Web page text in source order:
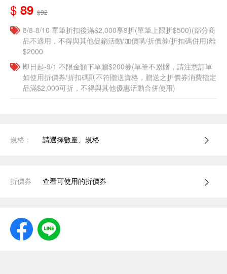
$ 89 $92
8/8-8/10 單筆折扣後滿$2,000享9折(單筆上限折$500)(部分商
品不適用，不得與其他促銷活動/加價購/折價券/折扣碼併用)離
$2000
即日起-9/1 不限金額下單贈$200券(單筆不累贈，請注意訂單
如使用折價券/折扣碼則不符贈送資格，贈送之折價券消費指定
品滿$2,000可折，不得與其他優惠活動合併使用)
規格： 請選擇數量、規格
折價券 查看可使用的折價券